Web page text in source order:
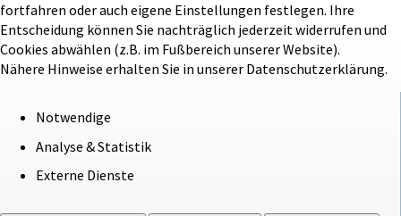
fortfahren oder auch eigene Einstellungen festlegen. Ihre
Entscheidung können Sie nachträglich jederzeit widerrufen und
Cookies abwählen (z.B. im Fußbereich unserer Website).
Nähere Hinweise erhalten Sie in unserer Datenschutzerklärung.
Notwendige
Analyse & Statistik
Externe Dienste